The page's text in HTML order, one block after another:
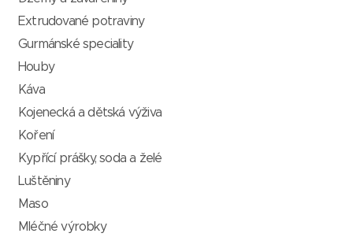
Extrudované potraviny
Gurmánské speciality
Houby
Káva
Kojenecká a dětská výživa
Koření
Kypřící prášky, soda a želé
Luštěniny
Maso
Mléčné výrobky